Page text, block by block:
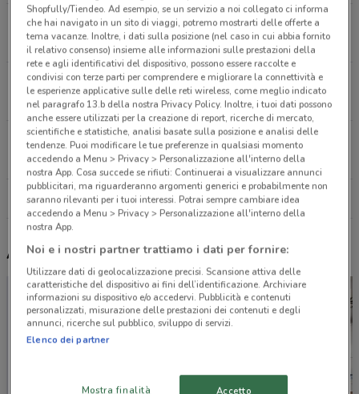
Via Vincenzo Gemito, 40 - 44 Napoli
21.8 km
Piazza Rodinò, 19/20 Napoli
22.5 km
Via Croce Rossa, 57 San Giuseppe Vesuviano
27.2 km
Tutti i negozi Unopiù
Altri volantini nelle vicinanze
Shopfully/Tiendeo. Ad esempio, se un servizio a noi collegato ci informa
che hai navigato in un sito di viaggi, potremo mostrarti delle offerte a
tema vacanze. Inoltre, i dati sulla posizione (nel caso in cui abbia fornito
il relativo consenso) insieme alle informazioni sulle prestazioni della
rete e agli identificativi del dispositivo, possono essere raccolte e
condivisi con terze parti per comprendere e migliorare la connettività e
le esperienze applicative sulle delle reti wireless, come meglio indicato
nel paragrafo 13.b della nostra Privacy Policy. Inoltre, i tuoi dati possono
anche essere utilizzati per la creazione di report, ricerche di mercato,
scientifiche e statistiche, analisi basate sulla posizione e analisi delle
tendenze. Puoi modificare le tue preferenze in qualsiasi momento
accedendo a Menu > Privacy > Personalizzazione all'interno della
nostra App. Cosa succede se rifiuti: Continuerai a visualizzare annunci
pubblicitari, ma riguarderanno argomenti generici e probabilmente non
saranno rilevanti per i tuoi interessi. Potrai sempre cambiare idea
accedendo a Menu > Privacy > Personalizzazione all'interno della
nostra App.
Noi e i nostri partner trattiamo i dati per fornire:
Utilizzare dati di geolocalizzazione precisi. Scansione attiva delle
caratteristiche del dispositivo ai fini dell’identificazione. Archiviare
informazioni su dispositivo e/o accedervi. Pubblicità e contenuti
personalizzati, misurazione delle prestazioni dei contenuti e degli
annunci, ricerche sul pubblico, sviluppo di servizi.
Elenco dei partner
Mostra finalità Accetto